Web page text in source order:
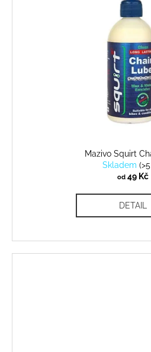
Mazivo Squirt
Skladem (
od49 Kč
DETAIL